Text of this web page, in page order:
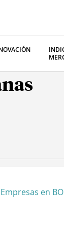
Empresas en